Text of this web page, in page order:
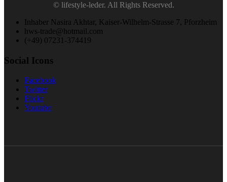
© lifestyle-leder. All Rights Reserved.
Inhaber Nasira Akhtar, Kaiser-Wilhelm-Strasse 7, Pforzheim
hws-trade@hotmail.com
(+49) 07231-374419
Social Icons
Facebook
Twitter
Flickr
Youtube